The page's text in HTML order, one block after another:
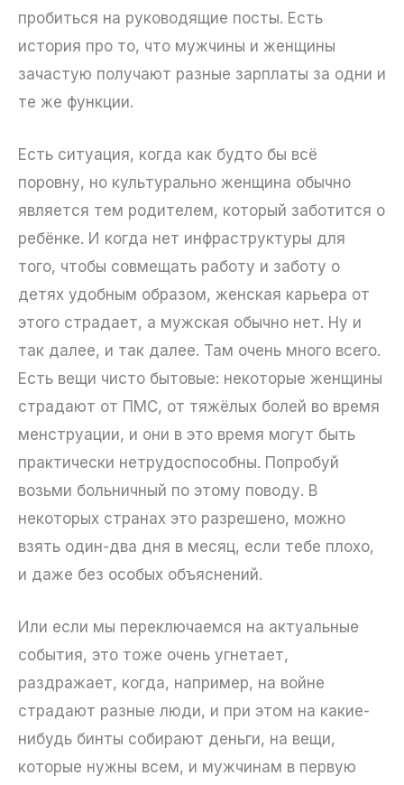
пробиться на руководящие посты. Есть
история про то, что мужчины и женщины
зачастую получают разные зарплаты за одни и
те же функции.
Есть ситуация, когда как будто бы всё
поровну, но культурально женщина обычно
является тем родителем, который заботится о
ребёнке. И когда нет инфраструктуры для
того, чтобы совмещать работу и заботу о
детях удобным образом, женская карьера от
этого страдает, а мужская обычно нет. Ну и
так далее, и так далее. Там очень много всего.
Есть вещи чисто бытовые: некоторые женщины
страдают от ПМС, от тяжёлых болей во время
менструации, и они в это время могут быть
практически нетрудоспособны. Попробуй
возьми больничный по этому поводу. В
некоторых странах это разрешено, можно
взять один-два дня в месяц, если тебе плохо,
и даже без особых объяснений.
Или если мы переключаемся на актуальные
события, это тоже очень угнетает,
раздражает, когда, например, на войне
страдают разные люди, и при этом на какие-
нибудь бинты собирают деньги, на вещи,
которые нужны всем, и мужчинам в первую